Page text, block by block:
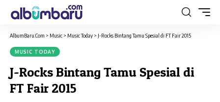
AlbumBaru.Com > Music > Music Today > J-Rocks Bintang Tamu Spesial di FT Fair 2015
MUSIC TODAY
J-Rocks Bintang Tamu Spesial di
FT Fair 2015